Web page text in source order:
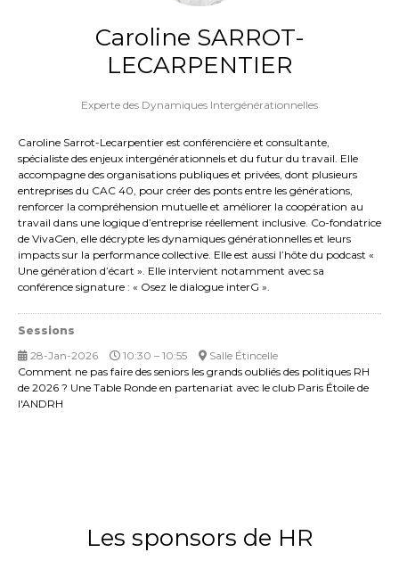
Caroline SARROT-
LECARPENTIER
Experte des Dynamiques Intergénérationnelles
Caroline Sarrot-Lecarpentier est conférencière et consultante,
spécialiste des enjeux intergénérationnels et du futur du travail. Elle
accompagne des organisations publiques et privées, dont plusieurs
entreprises du CAC 40, pour créer des ponts entre les générations,
renforcer la compréhension mutuelle et améliorer la coopération au
travail dans une logique d’entreprise réellement inclusive. Co-fondatrice
de VivaGen, elle décrypte les dynamiques générationnelles et leurs
impacts sur la performance collective. Elle est aussi l’hôte du podcast «
Une génération d’écart ». Elle intervient notamment avec sa
conférence signature : « Osez le dialogue interG ».
Sessions
28-Jan-2026
10:30 – 10:55
Salle Étincelle
Comment ne pas faire des seniors les grands oubliés des politiques RH
de 2026 ? Une Table Ronde en partenariat avec le club Paris Étoile de
l'ANDRH
Les sponsors de HR